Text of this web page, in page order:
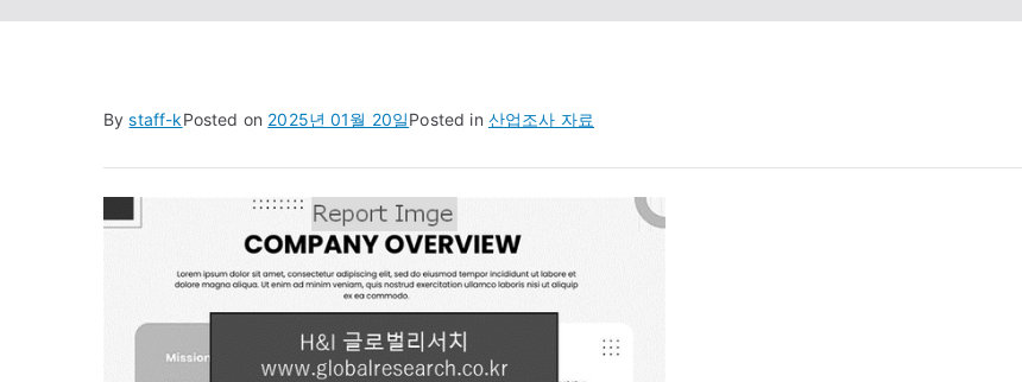
Bystaff-kPosted on 2025년 01월 20일Posted in 산업조사 자료